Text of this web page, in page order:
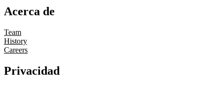
Acerca de
Team
History
Careers
Privacidad